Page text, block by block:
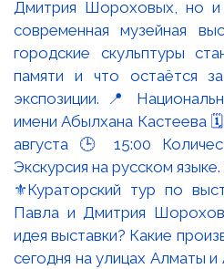
⚜️Кураторский тур по
Павла и Дмитрия
идея выставки? Какие
сегодня на улицах Алматы